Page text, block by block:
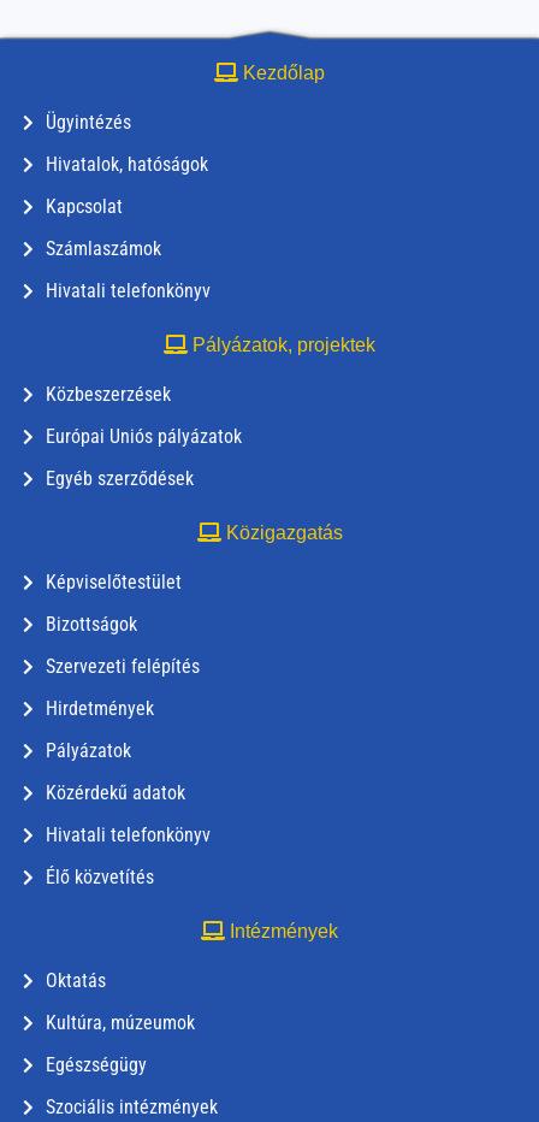
Kezdőlap
Ügyintézés
Hivatalok, hatóságok
Kapcsolat
Számlaszámok
Hivatali telefonkönyv
Pályázatok, projektek
Közbeszerzések
Európai Uniós pályázatok
Egyéb szerződések
Közigazgatás
Képviselőtestület
Bizottságok
Szervezeti felépítés
Hirdetmények
Pályázatok
Közérdekű adatok
Hivatali telefonkönyv
Élő közvetítés
Intézmények
Oktatás
Kultúra, múzeumok
Egészségügy
Szociális intézmények